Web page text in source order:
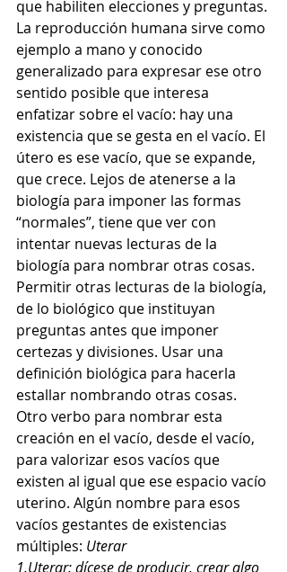
que habiliten elecciones y preguntas.
La reproducción humana sirve como
ejemplo a mano y conocido
generalizado para expresar ese otro
sentido posible que interesa
enfatizar sobre el vacío: hay una
existencia que se gesta en el vacío. El
útero es ese vacío, que se expande,
que crece. Lejos de atenerse a la
biología para imponer las formas
“normales”, tiene que ver con
intentar nuevas lecturas de la
biología para nombrar otras cosas.
Permitir otras lecturas de la biología,
de lo biológico que instituyan
preguntas antes que imponer
certezas y divisiones. Usar una
definición biológica para hacerla
estallar nombrando otras cosas.
Otro verbo para nombrar esta
creación en el vacío, desde el vacío,
para valorizar esos vacíos que
existen al igual que ese espacio vacío
uterino. Algún nombre para esos
vacíos gestantes de existencias
múltiples: Uterar
1.Uterar: dícese de producir, crear algo